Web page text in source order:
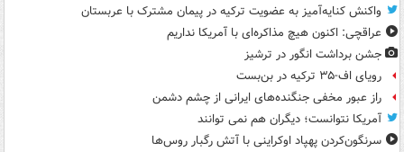
واکنش کنایه‌آمیز به عضویت ترکیه در پیمان مشترک با عربستان
عراقچی: اکنون هیچ مذاکره‌ای با آمریکا نداریم
جشن برداشت انگور در ترشیز
رویای اف-۳۵ ترکیه در بن‌بست
راز عبور مخفی جنگنده‌های ایرانی از چشم دشمن
آمریکا نتوانست؛ دیگران هم نمی توانند
سرنگون‌کردن پهپاد اوکراینی با آتش رگبار روس‌ها